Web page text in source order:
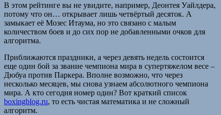
В этом рейтинге вы не увидите, например, Деонтея Уайлдера,
потому что он… открывает лишь четвёртый десяток. А
замыкает её Мозес Итаума, но это связано с малым
количеством боев и до сих пор не добавленными очков для
алгоритма.
Приближаются праздники, а через девять недель состоится
еще один бой за звание чемпиона мира в супертяжелом весе –
Дюбуа против Паркера. Вполне возможно, что через
несколько месяцев, мы снова узнаем абсолютного чемпиона
мира. А кто сегодня номер один? Вот краткий список
boxingblog.ru, то есть чистая математика и не сложный
алгоритм.